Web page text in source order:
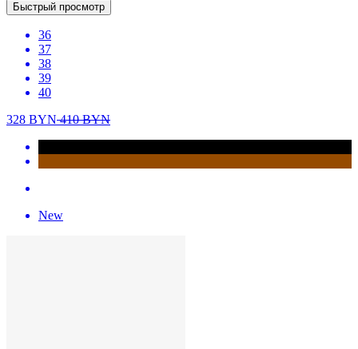
Быстрый просмотр
36
37
38
39
40
328 BYN410BYN
New